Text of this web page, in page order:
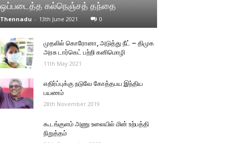
ஒப்படைத்த கல்நெஞ்சத் தந்தை
Thennadu - 13th June 2021 0
முதலில் கொரோனா, அடுத்து நீட் – திமுக
அரசு டார்கெட் பற்றி கனிமொழி
11th May 2021
எதிர்ப்புக்கு நடுவே கோத்தபய இந்திய
பயணம்
28th November 2019
கூடங்குளம் அணு உலையில் மின் உற்பத்தி
நிறுத்தம்